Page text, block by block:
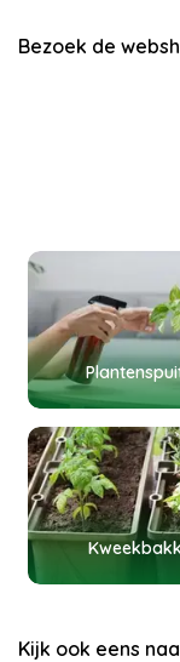
Bezoek de Zaden
Kijk ook eens